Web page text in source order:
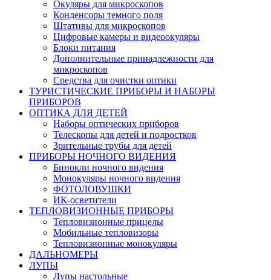
Окуляры для микроскопов
Конденсоры темного поля
Штативы для микроскопов
Цифровые камеры и видеоокуляры
Блоки питания
Дополнительные принадлежности для
микроскопов
Средства для очистки оптики
ТУРИСТИЧЕСКИЕ ПРИБОРЫ И НАБОРЫ
ПРИБОРОВ
ОПТИКА ДЛЯ ДЕТЕЙ
Наборы оптических приборов
Телескопы для детей и подростков
Зрительные трубы для детей
ПРИБОРЫ НОЧНОГО ВИДЕНИЯ
Бинокли ночного видения
Монокуляры ночного видения
ФОТОЛОВУШКИ
ИК-осветители
ТЕПЛОВИЗИОННЫЕ ПРИБОРЫ
Тепловизионные прицелы
Мобильные тепловизоры
Тепловизионные монокуляры
ДАЛЬНОМЕРЫ
ЛУПЫ
Лупы настольные